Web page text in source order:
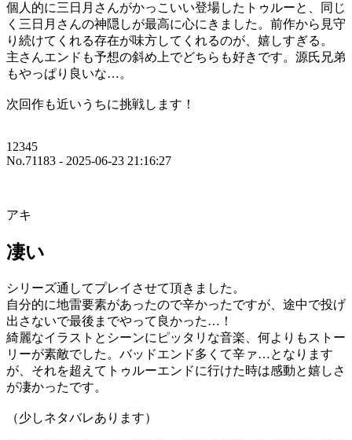
個人的に三日月さんがかっこいい登場したトゥルーと、同じ
く三日月さんの神隠しが最高に心にきました。前作から見守
り続けてくれる存在が味方してくれるのが、嬉しすぎる。
主さんエンドも予想の斜め上でどちらも好きです。源氏兄弟
もやっぱり良いな…。
次回作も近いうちに挑戦します！
12345
No.71183 - 2025-06-23 21:16:27
アキ
凄い
シリーズ通してプレイさせて頂きました。
自分的に地雷要素があったので辛かったですが、途中で投げ
出さないで最後までやって良かった…！
綺麗なイラストとシーンにピッタリな音楽、何よりもストー
リーが素敵でした。バッドエンド多くて辛ァ…となります
が、それを超えてトゥルーエンドに行けた時は感動と嬉しさ
が凄かったです。
（少しネタバレあります）